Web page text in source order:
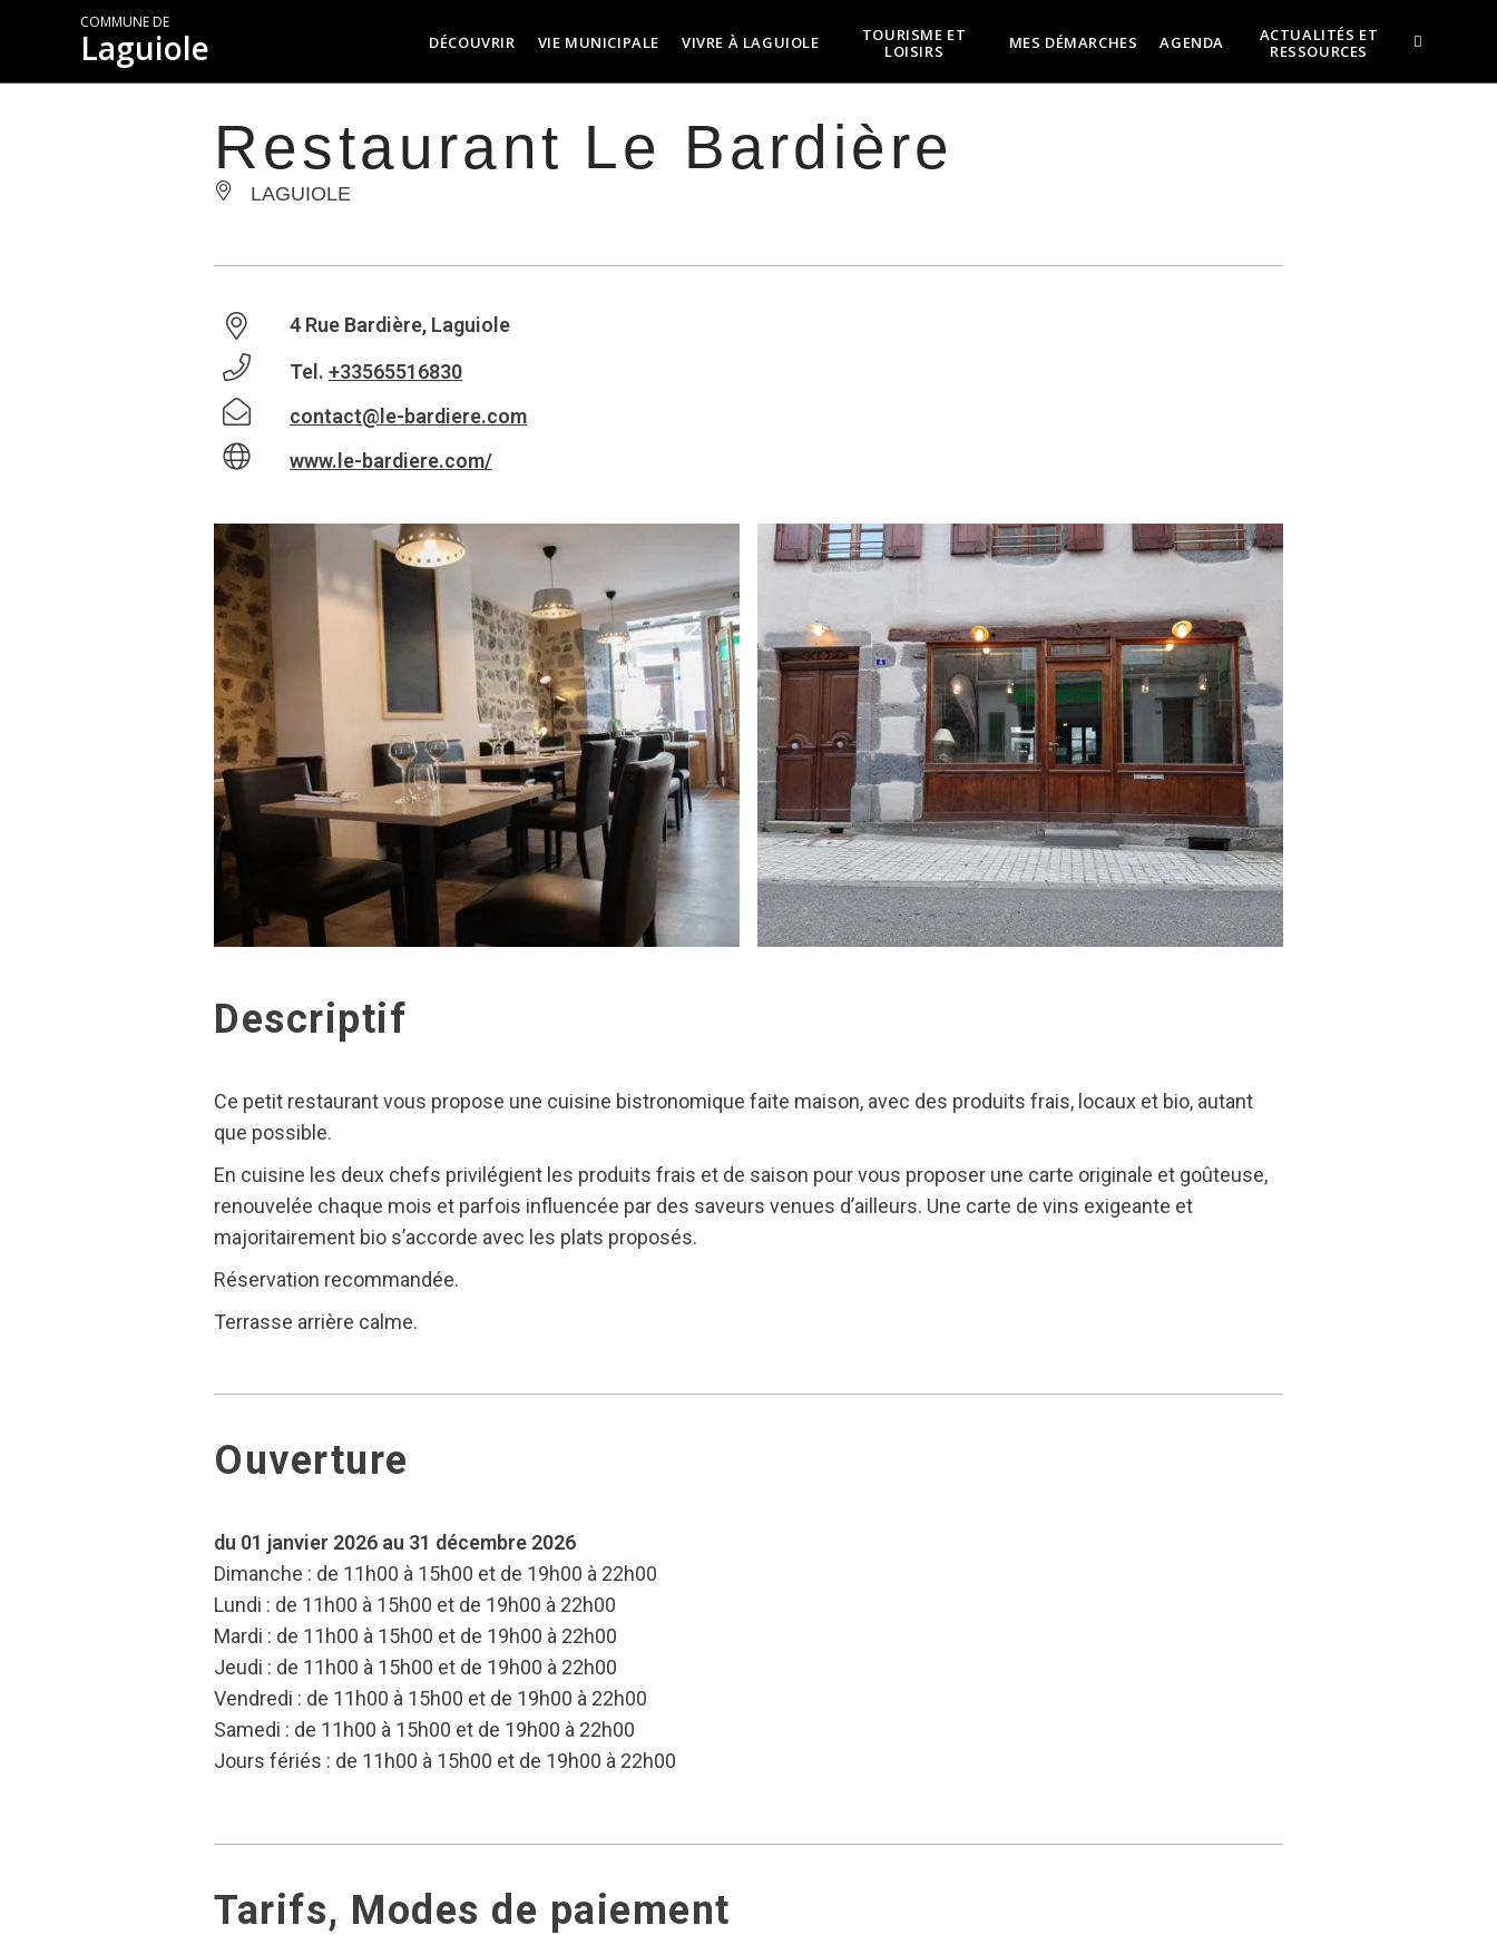
COMMUNE DE
Laguiole DÉCOUVRIR VIE MUNICIPALE VIVRE À LAGUIOLE
TOURISME ET
LOISIRS
MES DÉMARCHES AGENDA
ACTUALITÉS ET
RESSOURCES
Restaurant Le Bardière
LAGUIOLE
4 Rue Bardière, Laguiole
Tel. +33565516830
contact@le-bardiere.com
www.le-bardiere.com/
Descriptif
Ce petit restaurant vous propose une cuisine bistronomique faite maison, avec des produits frais, locaux et bio, autant
que possible.
En cuisine les deux chefs privilégient les produits frais et de saison pour vous proposer une carte originale et goûteuse,
renouvelée chaque mois et parfois influencée par des saveurs venues d’ailleurs. Une carte de vins exigeante et
majoritairement bio s’accorde avec les plats proposés.
Réservation recommandée.
Terrasse arrière calme.
Ouverture
du 01 janvier 2026 au 31 décembre 2026
Dimanche : de 11h00 à 15h00 et de 19h00 à 22h00
Lundi : de 11h00 à 15h00 et de 19h00 à 22h00
Mardi : de 11h00 à 15h00 et de 19h00 à 22h00
Jeudi : de 11h00 à 15h00 et de 19h00 à 22h00
Vendredi : de 11h00 à 15h00 et de 19h00 à 22h00
Samedi : de 11h00 à 15h00 et de 19h00 à 22h00
Jours fériés : de 11h00 à 15h00 et de 19h00 à 22h00
Tarifs, Modes de paiement